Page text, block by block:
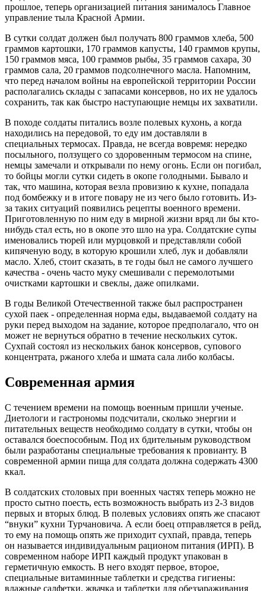
прошлое, теперь организацией питания занималось Главное
управление тыла Красной Армии.
В сутки солдат должен был получать 800 граммов хлеба, 500
граммов картошки, 170 граммов капусты, 140 граммов крупы,
150 граммов мяса, 100 граммов рыбы, 35 граммов сахара, 30
граммов сала, 20 граммов подсолнечного масла. Напомним,
что перед началом войны на европейской территории России
располагались склады с запасами консервов, но их не удалось
сохранить, так как быстро наступающие немцы их захватили.
В походе солдаты питались возле полевых кухонь, а когда
находились на передовой, то еду им доставляли в
специальных термосах. Правда, не всегда вовремя: нередко
посыльного, ползущего со здоровенным термосом на спине,
немцы замечали и открывали по нему огонь. Если он погибал,
то бойцы могли сутки сидеть в окопе голодными. Бывало и
так, что машина, которая везла провизию к кухне, попадала
под бомбежку и в итоге повару не из чего было готовить. Из-
за таких ситуаций появились рецепты военного времени.
Приготовленную по ним еду в мирной жизни вряд ли бы кто-
нибудь стал есть, но в окопе это шло на ура. Солдатские супы
именовались тюрей или мурцовкой и представляли собой
кипяченую воду, в которую крошили хлеб, лук и добавляли
масло. Хлеб, стоит сказать, в те годы был не самого лучшего
качества - очень часто муку смешивали с перемолотыми
очистками картошки и свеклы, даже опилками.
В годы Великой Отечественной также был распространен
сухой паек - определенная норма еды, выдаваемой солдату на
руки перед выходом на задание, которое предполагало, что он
может не вернуться обратно в течение нескольких суток.
Сухпай состоял из нескольких банок консервов, супового
концентрата, ржаного хлеба и шмата сала либо колбасы.
Современная армия
С течением времени на помощь военным пришли ученые.
Диетологи и гастрономы подсчитали, сколько энергии и
питательных веществ необходимо солдату в сутки, чтобы он
оставался боеспособным. Под их бдительным руководством
были разработаны специальные требования к провианту. В
современной армии пища для солдата должна содержать 4300
ккал.
В солдатских столовых при военных частях теперь можно не
просто сытно поесть, есть возможность выбрать из 2-3 видов
первых и вторых блюд. В полевых условиях опять же спасают
“внуки” кухни Турчановича. А если боец отправляется в рейд,
то ему на помощь опять же приходит сухпай, правда, теперь
он называется индивидуальным рационом питания (ИРП). В
современном наборе ИРП каждый продукт упакован в
герметичную емкость. В него входят первое, второе,
специальные витаминные таблетки и средства гигиены:
влажные салфетки, жвачка и таблетки для обеззараживания